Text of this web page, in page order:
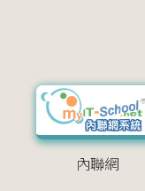
內聯網